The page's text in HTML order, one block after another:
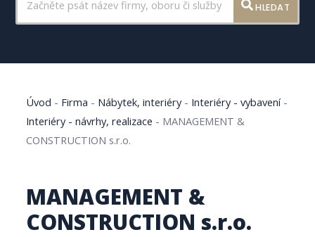
HLEDAT
Úvod - Firma - Nábytek, interiéry- Interiéry - vybavení-
Interiéry - návrhy, realizace - MANAGEMENT &
CONSTRUCTION s.r.o.
MANAGEMENT &
CONSTRUCTION s.r.o.